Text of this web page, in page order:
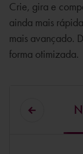
Crie, gira e
ainda mais
mais avançado.
forma otimizada.